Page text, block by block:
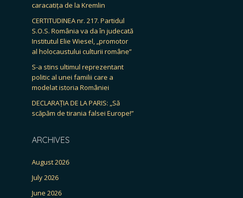
caracatița de la Kremlin
CERTITUDINEA nr. 217. Partidul
S.O.S. România va da în judecată
Institutul Elie Wiesel, „promotor
al holocaustului culturii române”
S-a stins ultimul reprezentant
politic al unei familii care a
modelat istoria României
DECLARAȚIA DE LA PARIS: „Să
scăpăm de tirania falsei Europe!”
ARCHIVES
August 2026
July 2026
June 2026